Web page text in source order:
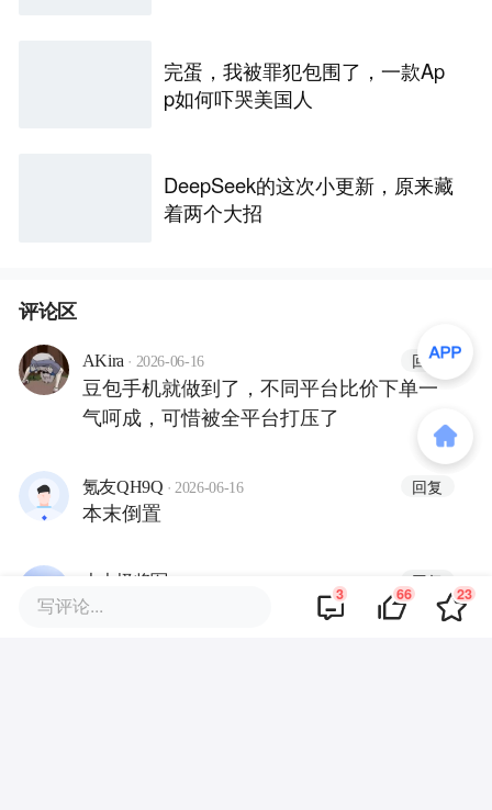
完蛋，我被罪犯包围了，一款Ap
p如何吓哭美国人
DeepSeek的这次小更新，原来藏
着两个大招
评论区
AKira · 2026-06-16 回复
豆包手机就做到了，不同平台比价下单一
气呵成，可惜被全平台打压了
氪友QH9Q · 2026-06-16 回复
本末倒置
大大怪将军 回复
很多用户要比价其他平台，要用优惠卷，ai
写评论... 3 66 23